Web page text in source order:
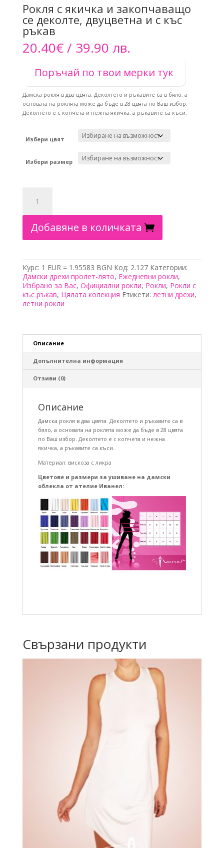
Рокля с якичка и закопчаващо
се деколте, двуцветна и с къс
ръкав
20.40€/ 39.90 лв.
Поръчай по твои мерки тук
Дамска рокля в два цвята. Деколтето и ръкавите са в бяло, а
основата на роклята може да бъде в 28 цвята по Ваш избор.
Деколтето е с копчета и нежна якичка, а ръкавите са къси.
Избери цвят
Избери размер
с
якичка
двуцветна
и
с
къс
ръкав
Добавяне в количката
Курс: 1 EUR = 1.95583 BGN Код: 2.127 Категории:
Дамски дрехи пролет-лято, Ежедневни рокли,
Избрано за Вас, Официални рокли, Рокли, Рокли с
къс ръкав, Цялата колекция Етикети: летни дрехи,
летни рокли
Описание
Допълнителна информация
Отзиви (0)
Описание
Дамска рокля в два цвята. Деколтето и ръкавите са в
бяло, а основата на роклята може да бъде в 28 цвята
по Ваш избор. Деколтето е с копчета и нежна
якичка, а ръкавите са къси.
Материал: вискоза с ликра
Цветове и размери за ушиване на дамски
облекла от ателие Иванел:
Свързани продукти